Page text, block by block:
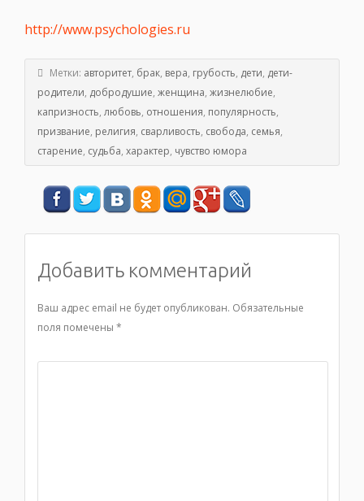
http://www.psychologies.ru
Метки: авторитет, брак, вера, грубость, дети, дети-
родители, добродушие, женщина, жизнелюбие,
капризность, любовь, отношения, популярность,
призвание, религия, сварливость, свобода, семья,
старение, судьба, характер, чувство юмора
Добавить комментарий
Ваш адрес email не будет опубликован. Обязательные
поля помечены *